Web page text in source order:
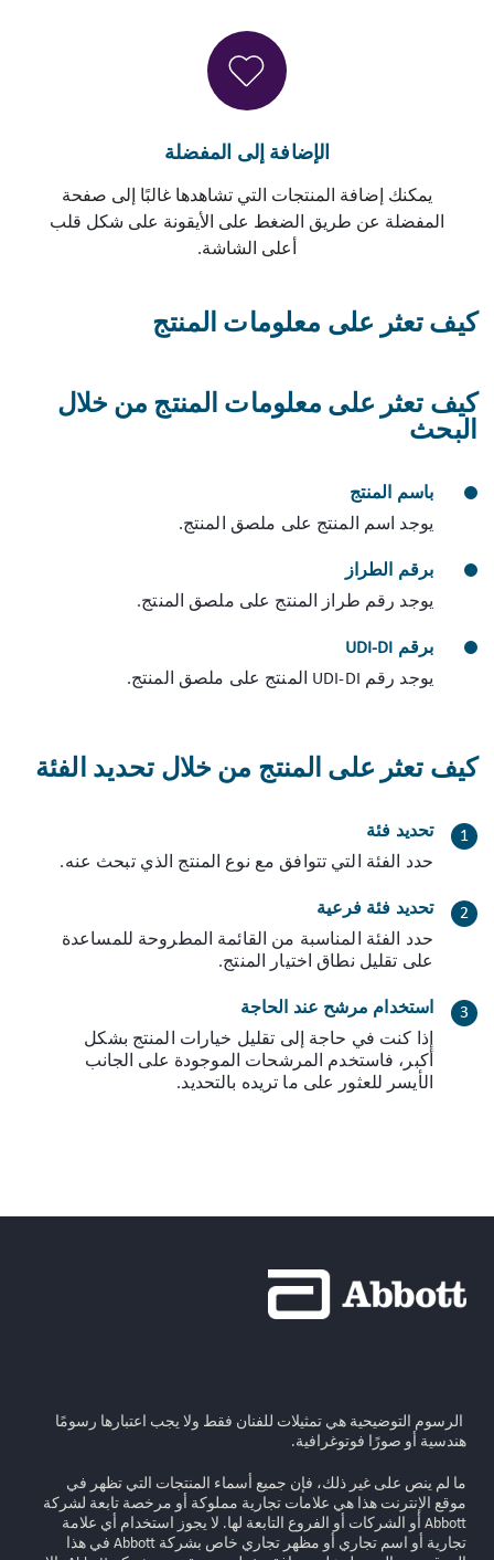
الإضافة إلى المفضلة
يمكنك إضافة المنتجات التي تشاهدها غالبًا إلى صفحة
المفضلة عن طريق الضغط على الأيقونة على شكل قلب
أعلى الشاشة.
كيف تعثر على معلومات المنتج
كيف تعثر على معلومات المنتج من خلال
البحث
باسم المنتج
يوجد اسم المنتج على ملصق المنتج.
برقم الطراز
يوجد رقم طراز المنتج على ملصق المنتج.
برقم UDI-DI
يوجد رقم UDI-DI المنتج على ملصق المنتج.
كيف تعثر على المنتج من خلال تحديد الفئة
تحديد فئة
حدد الفئة التي تتوافق مع نوع المنتج الذي تبحث عنه.
تحديد فئة فرعية
حدد الفئة المناسبة من القائمة المطروحة للمساعدة
على تقليل نطاق اختيار المنتج.
استخدام مرشح عند الحاجة
إذا كنت في حاجة إلى تقليل خيارات المنتج بشكل
أكبر، فاستخدم المرشحات الموجودة على الجانب
الأيسر للعثور على ما تريده بالتحديد.
الرسوم التوضيحية هي تمثيلات للفنان فقط ولا يجب اعتبارها رسومًا
هندسية أو صورًا فوتوغرافية.
ما لم ينص على غير ذلك، فإن جميع أسماء المنتجات التي تظهر في
موقع الإنترنت هذا هي علامات تجارية مملوكة أو مرخصة تابعة لشركة
Abbott أو الشركات أو الفروع التابعة لها. لا يجوز استخدام أي علامة
تجارية أو اسم تجاري أو مظهر تجاري خاص بشركة Abbott في هذا